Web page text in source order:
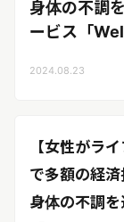
無料
ロ
リリース
身体の不調
ービス「
2024.08.23
【女性がラ
で多額の経済
身体の不調